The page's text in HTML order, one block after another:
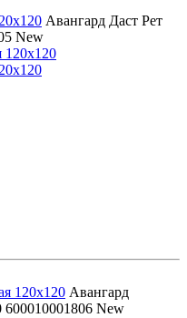
Авангард Даст Рет
New
120x120 Авангард
600010001806 New